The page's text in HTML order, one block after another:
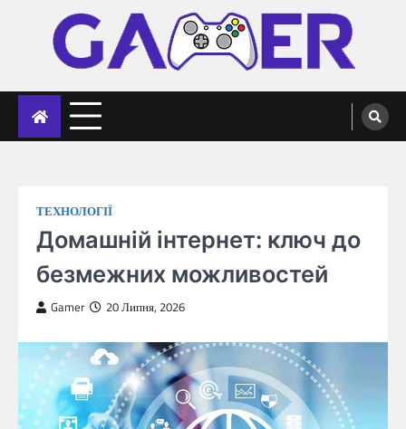
gameronline.biz
ТЕХНОЛОГІЇ
Домашній інтернет: ключ до
безмежних можливостей
Gamer 20 Липня, 2026